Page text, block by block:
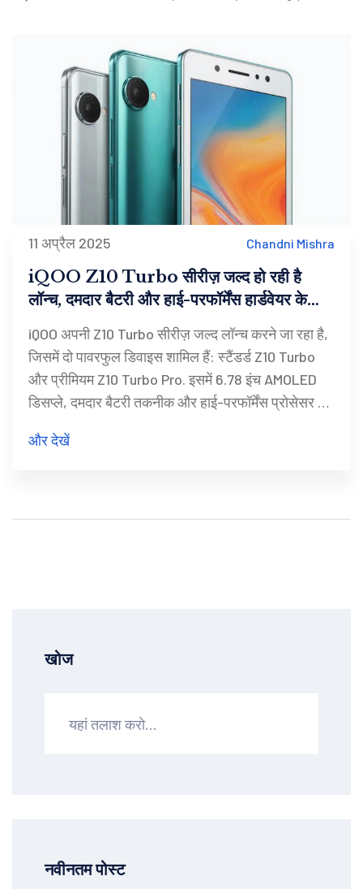
11 अप्रैल 2025 Chandni Mishra
iQOO Z10 Turbo सीरीज़ जल्द हो रही है
लॉन्च, दमदार बैटरी और हाई-परफॉर्मेंस हार्डवेयर के
iQOO अपनी Z10 Turbo सीरीज़ जल्द लॉन्च करने जा रहा है,
जिसमें दो पावरफुल डिवाइस शामिल हैं: स्टैंडर्ड Z10 Turbo
और प्रीमियम Z10 Turbo Pro. इसमें 6.78 इंच AMOLED
डिसप्ले, दमदार बैटरी तकनीक और हाई-परफॉर्मेंस प्रोसेसर के
और देखें
खोज
नवीनतम पोस्ट